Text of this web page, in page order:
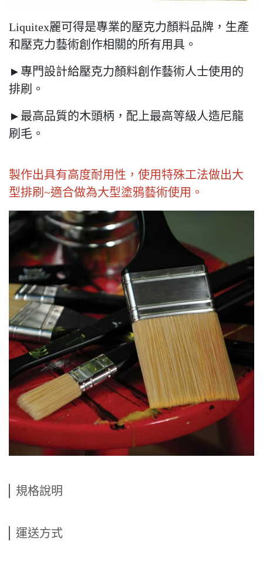
Liquitex麗可得是專業的壓克力顏料品牌，生產
和壓克力藝術創作相關的所有用具。
►專門設計給壓克力顏料創作藝術人士使用的
排刷。
►最高品質的木頭柄，配上最高等級人造尼龍
刷毛。
製作出具有高度耐用性，使用特殊工法做出大
型排刷~適合做為大型塗鴉藝術使用。
規格說明
運送方式